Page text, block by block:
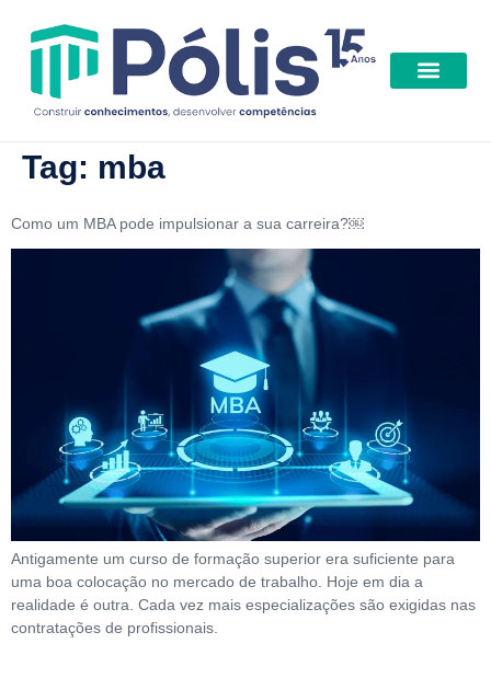
Tag: mba
Como um MBA pode impulsionar a sua carreira?￼
Antigamente um curso de formação superior era suficiente para
uma boa colocação no mercado de trabalho. Hoje em dia a
realidade é outra. Cada vez mais especializações são exigidas nas
contratações de profissionais.